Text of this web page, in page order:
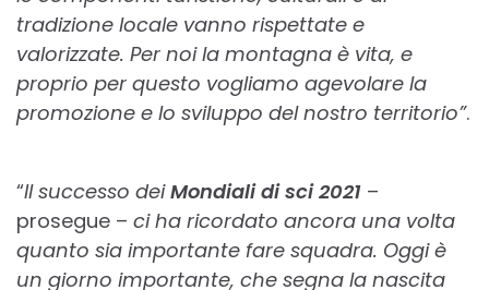
tradizione locale vanno rispettate e
valorizzate. Per noi la montagna è vita, e
proprio per questo vogliamo agevolare la
promozione e lo sviluppo del nostro territorio”.
“Il successo deiMondiali di sci 2021 –
prosegue – ci ha ricordato ancora una volta
quanto sia importante fare squadra. Oggi è
un giorno importante, che segna la nascita